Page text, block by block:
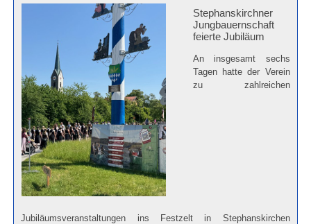
Stephanskirchner
Jungbauernschaft
feierte Jubiläum
An insgesamt sechs
Tagen hatte der Verein
zu zahlreichen
Jubiläumsveranstaltungen ins Festzelt in Stephanskirchen